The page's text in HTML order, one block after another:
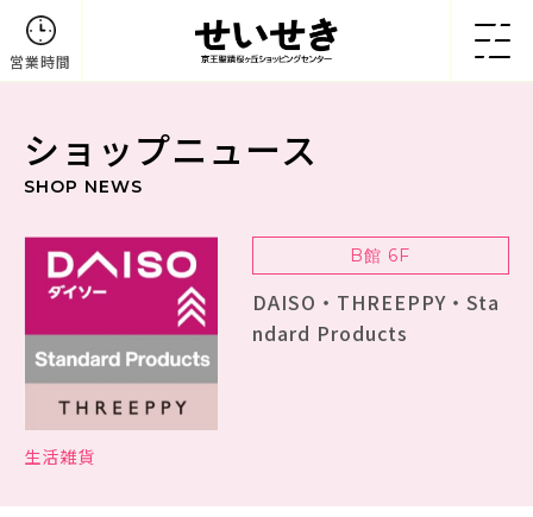
営業時間
ショップニュース
SHOP NEWS
B館 6F
DAISO・THREEPPY・Sta
ndard Products
生活雑貨